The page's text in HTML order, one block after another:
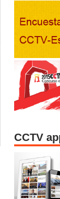
CCTV